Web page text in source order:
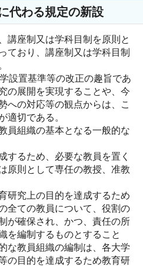
代わる規定の新設
講座制又は学科目制を原則と
ており、講座制又は学科目制
設置基準等の改正の趣旨であ
の展開を実現することや、今
への対応等の観点からは、こ
適切である。
員組織の基本となる一般的な
るため、必要な教員を置く
原則として専任の教授、准教
究上の目的を達成するため
全ての教員について、役割の
が確保され、かつ、責任の所
を編制するものとすること
な教員組織の編制は、各大学
の目的を達成するため教育研